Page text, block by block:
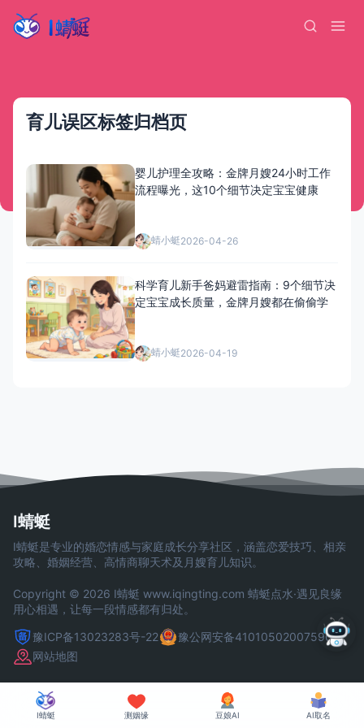
育儿误区标签归档页
婴儿护理全攻略：金牌月嫂24小时工作
流程曝光，这10个细节决定宝宝健康
蜻小蜓2026-04-26
科学育儿新手爸妈避雷指南：9个细节决
定宝宝成长质量，金牌月嫂都在偷偷学
蜻小蜓2026-04-19
I蜻蜓
I蜻蜓是专业的婚恋情感与家庭成长分享社区，涵盖恋爱技巧、相亲
攻略、婚姻经营、高情商聊天术及月嫂育儿知识。
Copyright © 2026 I蜻蜓 www.iqingting.com 蜻蜓点水·遇见良缘
用心相遇，让每一段情感都有归处。
豫ICP备13023283号-22
豫公网安备41010502007590号
网站地图
I蜻蜓 测姻缘 豆娘AI AI取名